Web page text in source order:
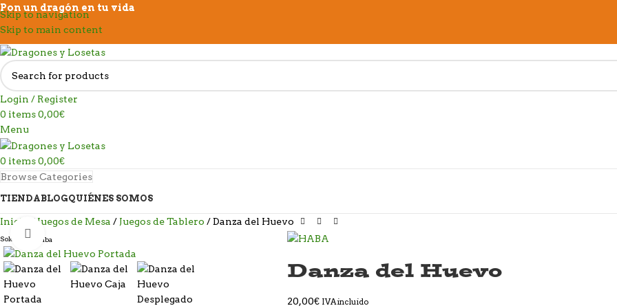
Skip to navigation
Skip to main content
Pon un dragón en tu vida
Login / Register
0 items0,00€
Menu
0 items0,00€
Browse Categories
TIENDABLOGQUIÉNES SOMOS
Inicio Juegos de Mesa Juegos de Tablero Danza del Huevo
Sold out
Danza del Huevo
20,00€ IVA incluido